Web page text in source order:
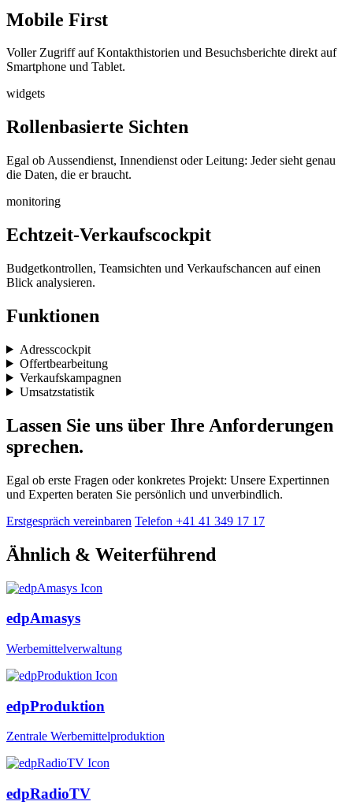
Mobile First
Voller Zugriff auf Kontakthistorien und Besuchsberichte direkt auf
Smartphone und Tablet.
widgets
Rollenbasierte Sichten
Egal ob Aussendienst, Innendienst oder Leitung: Jeder sieht genau
die Daten, die er braucht.
monitoring
Echtzeit-Verkaufscockpit
Budgetkontrollen, Teamsichten und Verkaufschancen auf einen
Blick analysieren.
Funktionen
Adresscockpit
Offertbearbeitung
Verkaufskampagnen
Umsatzstatistik
Lassen Sie uns über Ihre Anforderungen
sprechen.
Egal ob erste Fragen oder konkretes Projekt: Unsere Expertinnen
und Experten beraten Sie persönlich und unverbindlich.
Erstgespräch vereinbaren Telefon +41 41 349 17 17
Ähnlich & Weiterführend
edpAmasys
Werbemittelverwaltung
edpProduktion
Zentrale Werbemittelproduktion
edpRadioTV